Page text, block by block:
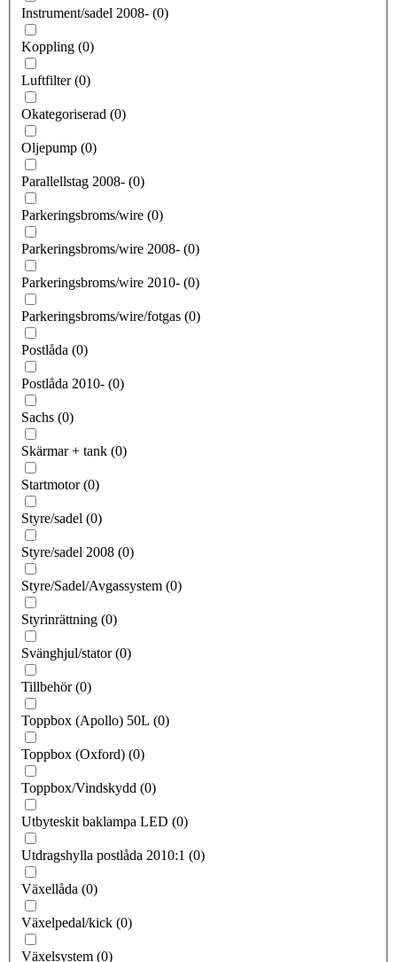
Instrument/sadel 2008- (0)
Koppling (0)
Luftfilter (0)
Okategoriserad (0)
Oljepump (0)
Parallellstag 2008- (0)
Parkeringsbroms/wire (0)
Parkeringsbroms/wire 2008- (0)
Parkeringsbroms/wire 2010- (0)
Parkeringsbroms/wire/fotgas (0)
Postlåda (0)
Postlåda 2010- (0)
Sachs (0)
Skärmar + tank (0)
Startmotor (0)
Styre/sadel (0)
Styre/sadel 2008 (0)
Styre/Sadel/Avgassystem (0)
Styrinrättning (0)
Svänghjul/stator (0)
Tillbehör (0)
Toppbox (Apollo) 50L (0)
Toppbox (Oxford) (0)
Toppbox/Vindskydd (0)
Utbyteskit baklampa LED (0)
Utdragshylla postlåda 2010:1 (0)
Växellåda (0)
Växelpedal/kick (0)
Växelsystem (0)